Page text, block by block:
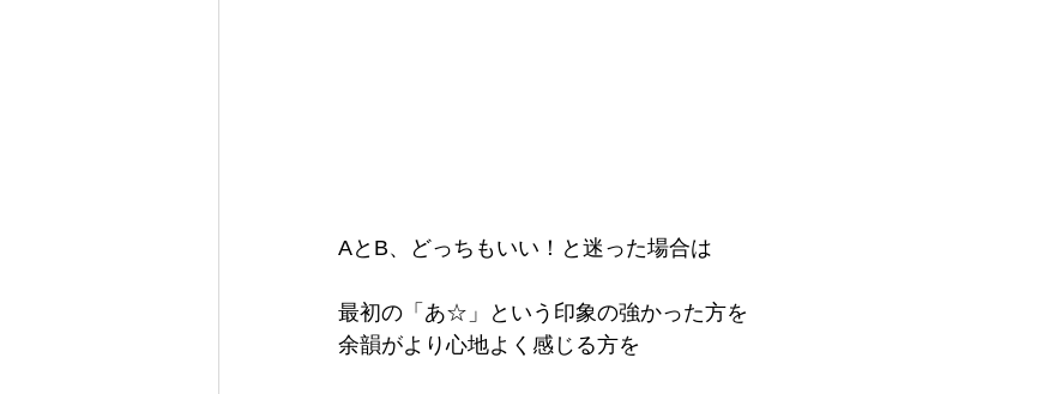
AとB、どっちもいい！と迷った場合は
最初の「あ☆」という印象の強かった方を
余韻がより心地よく感じる方を